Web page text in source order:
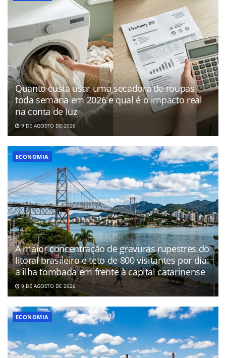
Quanto custa usar uma secadora de roupas
toda semana em 2026 e qual é o impacto real
na conta de luz
9 DE AGOSTO DE 2026
ECONOMIA
A maior concentração de gravuras rupestres do
litoral brasileiro e teto de 800 visitantes por dia:
a ilha tombada em frente à capital catarinense
9 DE AGOSTO DE 2026
ECONOMIA